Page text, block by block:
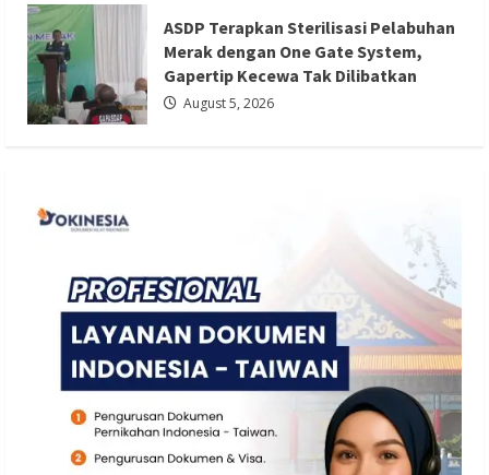
Gapertip Kecewa Tak Dilibatkan
Redaksi 01 August 5, 2026
ASDP Terapkan Sterilisasi Pelabuhan
Merak dengan One Gate System,
Gapertip Kecewa Tak Dilibatkan
August 5, 2026